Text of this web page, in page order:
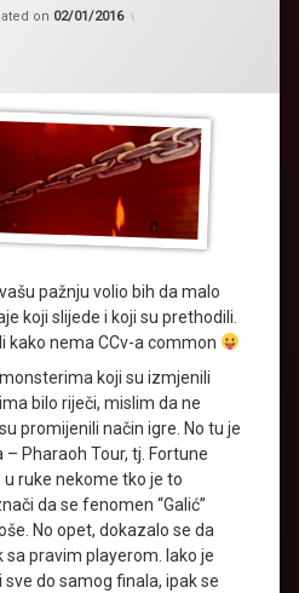
on 02/01/2016
pažnju volio bih da malo
koji slijede i koji su prethodili.
kako nema CCv-a common
koji su izmjenili
bilo riječi, mislim da ne
promijenili način igre. No tu je
Pharaoh Tour, tj. Fortune
u ruke nekome tko je to
da se fenomen “Galić”
No opet, dokazalo se da
sa pravim playerom. Iako je
do samog finala, ipak se